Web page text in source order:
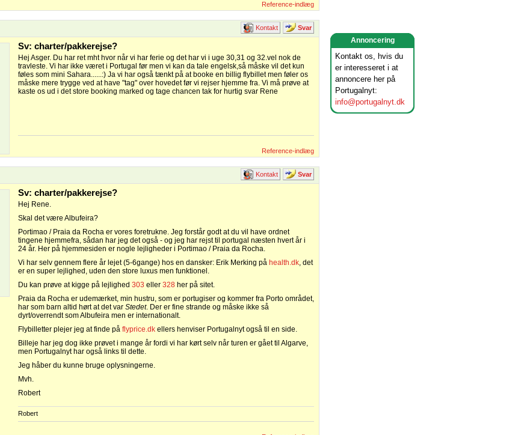
Annoncering
Kontakt os, hvis du
er interesseret i at
annoncere her på
Portugalnyt:
info@portugalnyt.dk
Reference-indlæg
Kontakt Svar
Sv: charter/pakkerejse?
Hej Asger. Du har ret mht hvor når vi har ferie og det har vi i uge 30,31 og 32.vel nok de
travleste. Vi har ikke været i Portugal før men vi kan da tale engelsk,så måske vil det kun
føles som mini Sahara......:) Ja vi har også tænkt på at booke en billig flybillet men føler os
måske mere trygge ved at have "tag" over hovedet før vi rejser hjemme fra. Vi må prøve at
kaste os ud i det store booking marked og tage chancen tak for hurtig svar Rene
Reference-indlæg
Kontakt Svar
Sv: charter/pakkerejse?
Hej Rene.
Skal det være Albufeira?
Portimao / Praia da Rocha er vores foretrukne. Jeg forstår godt at du vil have ordnet
tingene hjemmefra, sådan har jeg det også - og jeg har rejst til portugal næsten hvert år i
24 år. Her på hjemmesiden er nogle lejligheder i Portimao / Praia da Rocha.
Vi har selv gennem flere år lejet (5-6gange) hos en dansker: Erik Merking på health.dk, det
er en super lejlighed, uden den store luxus men funktionel.
Du kan prøve at kigge på lejlighed 303 eller 328 her på sitet.
Praia da Rocha er udemærket, min hustru, som er portugiser og kommer fra Porto området,
har som barn altid hørt at det var Stedet. Der er fine strande og måske ikke så
dyrt/overrendt som Albufeira men er internationalt.
Flybilletter plejer jeg at finde på flyprice.dk ellers henviser Portugalnyt også til en side.
Billeje har jeg dog ikke prøvet i mange år fordi vi har kørt selv når turen er gået til Algarve,
men Portugalnyt har også links til dette.
Jeg håber du kunne bruge oplysningerne.
Mvh.
Robert
Robert